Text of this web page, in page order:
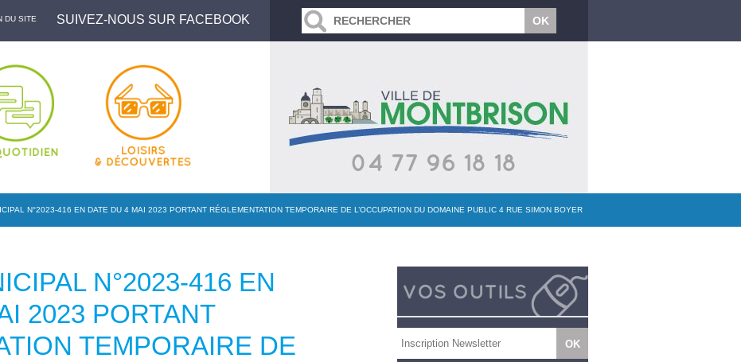
DU SITE SUIVEZ-NOUS SUR FACEBOOK
N°2023-416 EN DATE DU 4 MAI 2023 PORTANT RÉGLEMENTATION TEMPORAIRE DE L’OCCUPATION DU DOMAINE PUBLIC 4 RUE SIMON BOYER
N°2023-416 EN
2023 PORTANT
TEMPORAIRE DE